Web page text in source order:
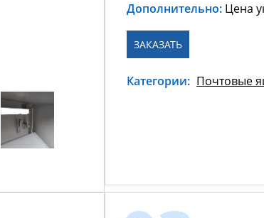
Дополнительно: Цена
ЗАКАЗАТЬ
Категории: Почтовые